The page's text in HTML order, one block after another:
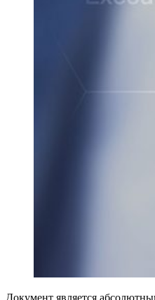
Документ является